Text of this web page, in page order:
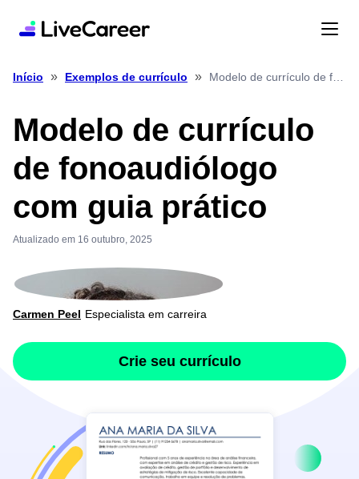
Início » Exemplos de currículo »
Modelo de currículo
de fonoaudiólogo
com guia prático
Atualizado em 16 outubro, 2025
Carmen Peel Especialista em carreira
Crie seu currículo